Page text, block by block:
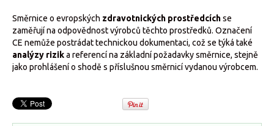
Směrnice o evropských zdravotnických prostředcíchse
zaměřují na odpovědnost výrobců těchto prostředků. Označení
CE nemůže postrádat technickou dokumentaci, což se týká také
analýzy rizika referencí na základní požadavky směrnice, stejně
jako prohlášení o shodě s příslušnou směrnicí vydanou výrobcem.